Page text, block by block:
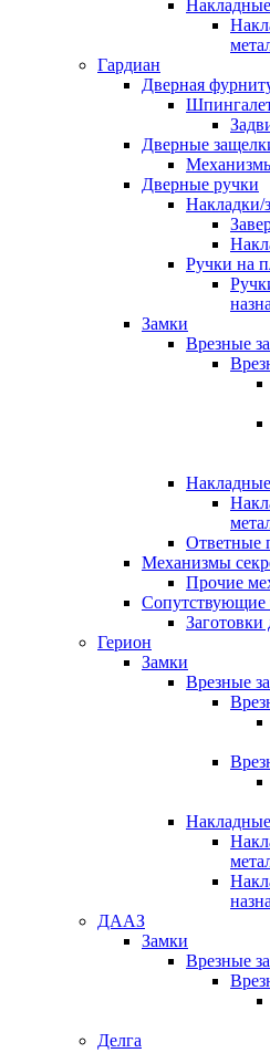
Гардиан
Дверная
Дверные
Дверные ручки
Накладки/
Ручки на
Замки
Врезные
Ответные
Механизмы
Прочие
Сопутствующие
Герион
Замки
Врезные
ДААЗ
Замки
Врезные
Делга